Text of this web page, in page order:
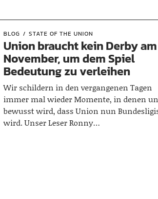
BLOG STATE OF THE UNION
Union braucht kein Derby
November, um dem Spiel
Bedeutung zu verleihen
Wir schildern in den vergangenen Tagen
immer mal wieder Momente, in denen
bewusst wird, dass Union nun
wird. Unser Leser Ronny…